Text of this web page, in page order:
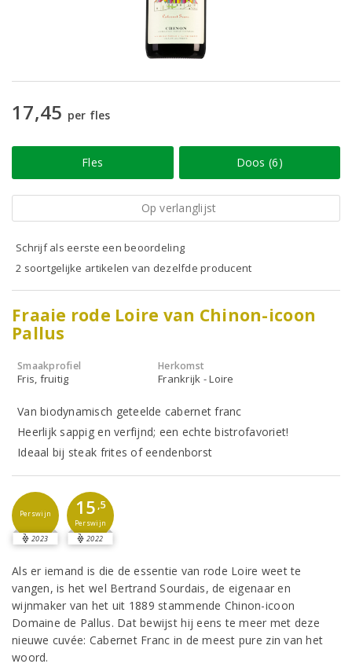
17,45 per fles
Fles Doos (6)
Op verlanglijst
Schrijf als eerste een beoordeling
2 soortgelijke artikelen van dezelfde producent
Fraaie rode Loire van Chinon-icoon
Pallus
Smaakprofiel
Fris, fruitig
Herkomst
Frankrijk - Loire
Van biodynamisch geteelde cabernet franc
Heerlijk sappig en verfijnd; een echte bistrofavoriet!
Ideaal bij steak frites of eendenborst
Perswijn
2023
15 ,5
Perswijn
2022
Als er iemand is die de essentie van rode Loire weet te
vangen, is het wel Bertrand Sourdais, de eigenaar en
wijnmaker van het uit 1889 stammende Chinon-icoon
Domaine de Pallus. Dat bewijst hij eens te meer met deze
nieuwe cuvée: Cabernet Franc in de meest pure zin van het
woord.